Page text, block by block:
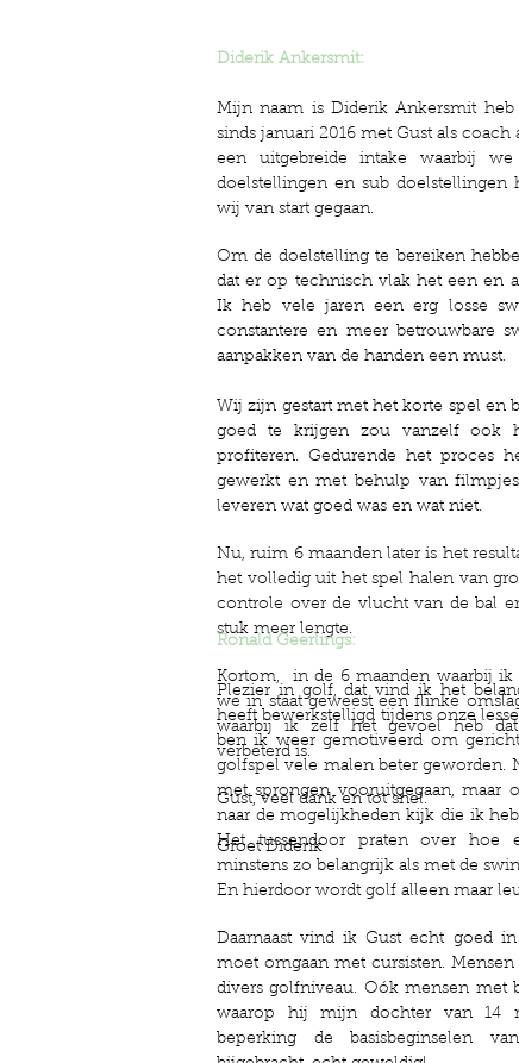
Diderik Ankersmit:
Mijn naam is Diderik Ankersmit
sinds januari 2016 met Gust als coach
een uitgebreide intake waarbij
doelstellingen en sub doelstellingen
wij van start gegaan.
Om de doelstelling te bereiken
dat er op technisch vlak het een en
Ik heb vele jaren een erg losse
constantere en meer betrouwbare
aanpakken van de handen een must.
Wij zijn gestart met het korte spel en
goed te krijgen zou vanzelf ook
profiteren. Gedurende het proces
gewerkt en met behulp van
leveren wat goed was en wat niet.
Nu, ruim 6 maanden later is het
het volledig uit het spel halen van
controle over de vlucht van de bal
stuk meer lengte.
Kortom, in de 6 maanden waarbij ik
we in staat geweest een flinke
waarbij ik zelf het gevoel heb
verbeterd is.
Gust, veel dank en tot snel.
Groet Diderik
Ronald Geerlings:
Plezier in golf, dat vind ik het
heeft bewerkstelligd tijdens onze
ben ik weer gemotiveerd om
golfspel vele malen beter geworden.
met sprongen vooruitgegaan, maar
naar de mogelijkheden kijk die ik
Het tussendoor praten over hoe
minstens zo belangrijk als met de
En hierdoor wordt golf alleen maar
Daarnaast vind ik Gust echt goed
moet omgaan met cursisten.
divers golfniveau. Oók mensen met
waarop hij mijn dochter van 14
beperking de basisbeginselen